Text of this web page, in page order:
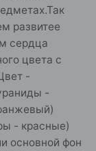
развитее
сердца
цвета с
-
-
- красные)
основной фон